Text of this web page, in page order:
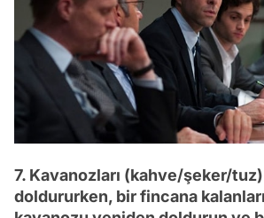
7. Kavanozları (kahve/şeker/
doldururken, bir fincana